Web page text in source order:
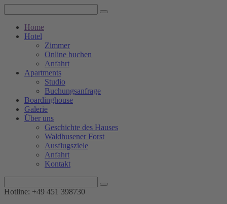
Home
Hotel
Zimmer
Online buchen
Anfahrt
Apartments
Studio
Buchungsanfrage
Boardinghouse
Galerie
Über uns
Geschichte des Hauses
Waldhusener Forst
Ausflugsziele
Anfahrt
Kontakt
Hotline: +49 451 398730